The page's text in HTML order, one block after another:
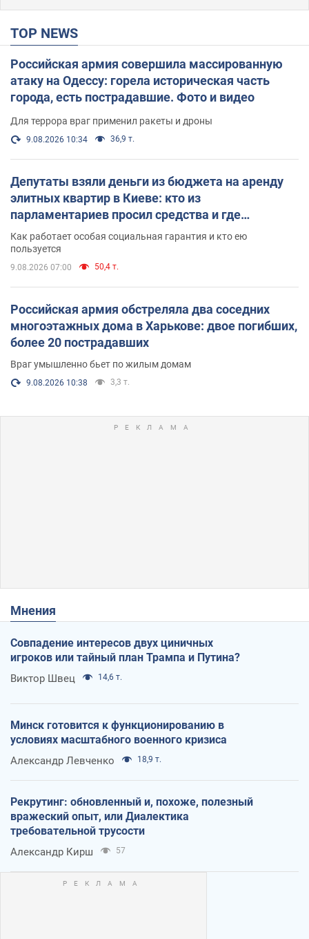
TOP NEWS
Российская армия совершила массированную
атаку на Одессу: горела историческая часть
города, есть пострадавшие. Фото и видео
Для террора враг применил ракеты и дроны
9.08.2026 10:34 36,9 т.
Депутаты взяли деньги из бюджета на аренду
элитных квартир в Киеве: кто из
парламентариев просил средства и где
поселился
Как работает особая социальная гарантия и кто ею
пользуется
9.08.2026 07:00 50,4 т.
Российская армия обстреляла два соседних
многоэтажных дома в Харькове: двое погибших,
более 20 пострадавших
Враг умышленно бьет по жилым домам
9.08.2026 10:38 3,3 т.
Мнения
Совпадение интересов двух циничных
игроков или тайный план Трампа и Путина?
Виктор Швец 14,6 т.
Минск готовится к функционированию в
условиях масштабного военного кризиса
Александр Левченко 18,9 т.
Рекрутинг: обновленный и, похоже, полезный
вражеский опыт, или Диалектика
требовательной трусости
Александр Кирш 57